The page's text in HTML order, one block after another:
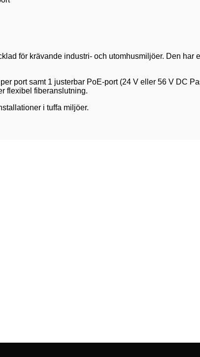
för krävande industri- och utomhusmiljöer. Den
port samt 1 justerbar PoE-port (24 V eller 56 V DC
flexibel fiberanslutning.
i tuffa miljöer.